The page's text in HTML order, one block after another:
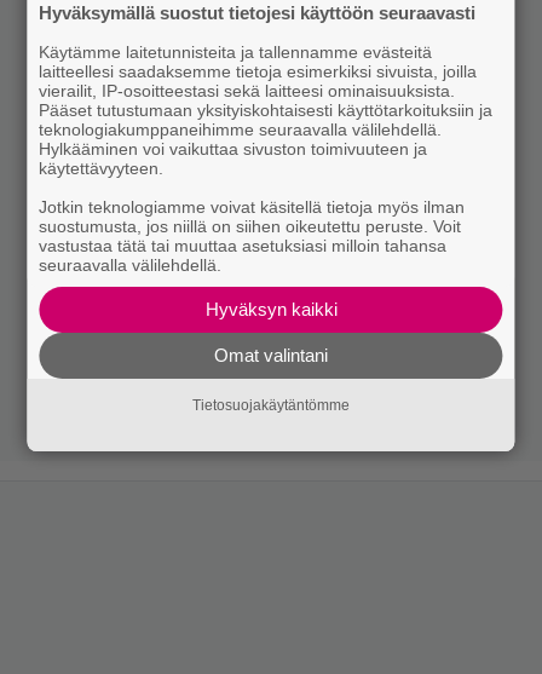
Hyväksymällä suostut tietojesi käyttöön seuraavasti
Käytämme laitetunnisteita ja tallennamme evästeitä
laitteellesi saadaksemme tietoja esimerkiksi sivuista, joilla
vierailit, IP-osoitteestasi sekä laitteesi ominaisuuksista.
Pääset tutustumaan yksityiskohtaisesti käyttötarkoituksiin ja
teknologiakumppaneihimme seuraavalla välilehdellä.
Hylkääminen voi vaikuttaa sivuston toimivuuteen ja
käytettävyyteen.
Jotkin teknologiamme voivat käsitellä tietoja myös ilman
suostumusta, jos niillä on siihen oikeutettu peruste. Voit
vastustaa tätä tai muuttaa asetuksiasi milloin tahansa
seuraavalla välilehdellä.
Hyväksyn kaikki
Omat valintani
Tietosuojakäytäntömme